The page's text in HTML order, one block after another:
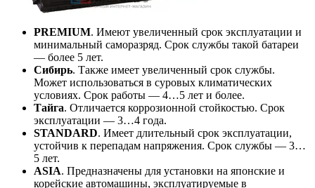
PREMIUM. Имеют увеличенный срок эксплуатации и
минимальный саморазряд. Срок службы такой батареи
— более 5 лет.
Сибирь. Также имеет увеличенный срок службы.
Может использоваться в суровых климатических
условиях. Срок работы — 4…5 лет и более.
Тайга. Отличается коррозионной стойкостью. Срок
эксплуатации — 3…4 года.
STANDARD. Имеет длительный срок эксплуатации,
устойчив к перепадам напряжения. Срок службы — 3…
5 лет.
ASIA. Предназначены для установки на японские и
корейские автомашины, эксплуатируемые в